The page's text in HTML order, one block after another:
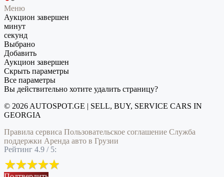
Меню
Аукцион завершен
минут
секунд
Выбрано
Добавить
Аукцион завершен
Скрыть параметры
Все параметры
Вы действительно хотите удалить страницу?
© 2026 AUTOSPOT.GE | SELL, BUY, SERVICE CARS IN
GEORGIA
Правила сервиса Пользовательское соглашение Служба
поддержки Аренда авто в Грузии
Рейтинг 4.9 / 5: